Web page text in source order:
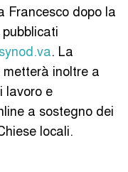
Francesco dopo la
. La
inoltre a
lavoro e
a sostegno dei
locali.